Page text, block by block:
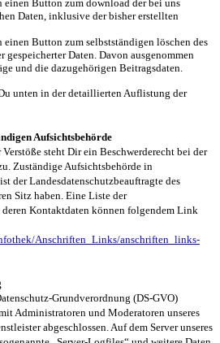
einen Button zum download der bei uns
Daten, inklusive der bisher erstellten
Button zum selbstständigen löschen des
Daten. Davon ausgenommen
und die dazugehörigen Beitragsdaten.
unten in der detaillierten Auflistung der
Aufsichtsbehörde
steht Dir ein Beschwerderecht bei der
Zuständige Aufsichtsbehörde in
der Landesdatenschutzbeauftragte des
Sitz haben. Eine Liste der
Kontaktdaten können folgendem Link
Anschriften_Links/anschriften_links-
Grundverordnung (DS-GVO)
Administratoren und Moderatoren unseres
abgeschlossen. Auf dem Server unseres